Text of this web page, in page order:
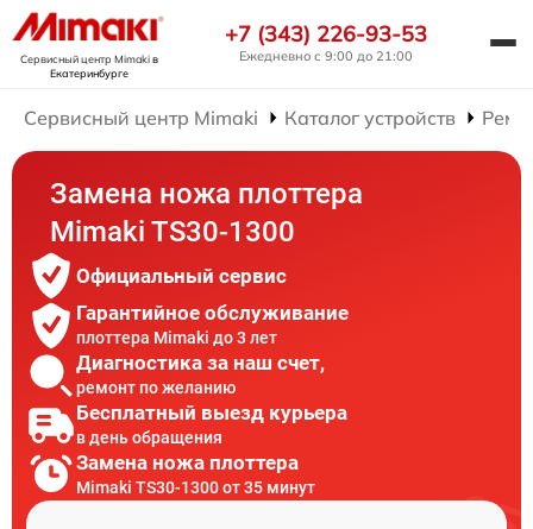
Сервисный центр Mimakiв
Екатеринбурге
+7 (343) 226-93-53
Ежедневно с 9:00 до 21:00
Сервисный центр Mimaki Каталог устройств
Замена ножа плоттера
Mimaki TS30-1300
Официальный сервис
Гарантийное обслуживание
плоттера Mimaki до 3 лет
Диагностика за наш счет,
ремонт по желанию
Бесплатный выезд курьера
в день обращения
Замена ножа плоттера
Mimaki TS30-1300 от 35 минут